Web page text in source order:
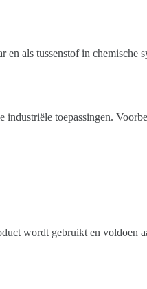
als tussenstof in chemische
toepassingen.
wordt gebruikt en voldoen